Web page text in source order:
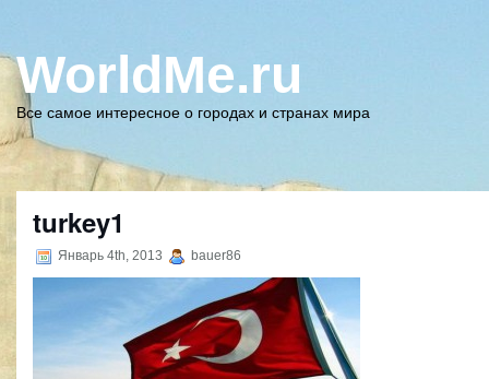
WorldMe.ru
Все самое интересное о городах и странах мира
turkey1
Январь 4th, 2013 bauer86